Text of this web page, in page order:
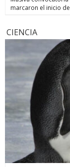
marcaron el inicio
CIENCIA